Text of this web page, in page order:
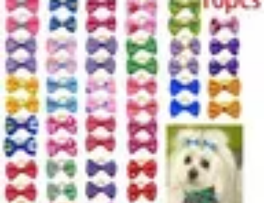
Destination Parfaite
Conseils de voyageConseils pratiquesPlanification de
voyageDécouverteVoyage Urbain
Destination Parfaite